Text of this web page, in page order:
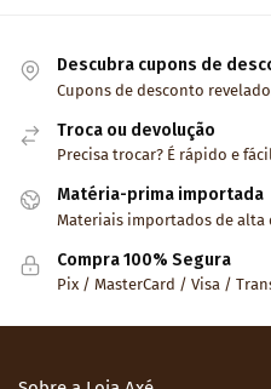
Descubra cupons de
Cupons de desconto
Troca ou devolução
Precisa trocar? É rápido e
Matéria-prima importada
Materiais importados de alta
Compra 100% Segura
Pix / MasterCard / Visa /